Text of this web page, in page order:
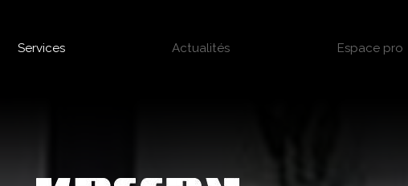
Services Actualités Espace pro